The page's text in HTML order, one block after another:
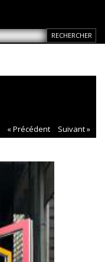
« Précédent
Suivant »